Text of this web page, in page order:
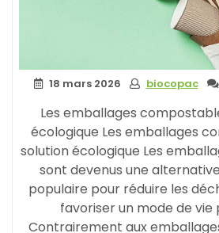
18 mars 2026 biocopac
Les emballages
écologique Les emballages
solution écologique Les
sont devenus une
populaire pour réduire les
favoriser un mode de vie
Contrairement aux